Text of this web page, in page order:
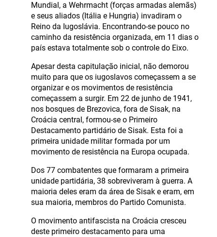
Mundial, a Wehrmacht (forças armadas alemãs)
e seus aliados (Itália e Hungria) invadiram o
Reino da Iugoslávia. Encontrando-se pouco no
caminho da resistência organizada, em 11 dias o
país estava totalmente sob o controle do Eixo.
Apesar desta capitulação inicial, não demorou
muito para que os iugoslavos começassem a se
organizar e os movimentos de resistência
começassem a surgir. Em 22 de junho de 1941,
nos bosques de Brezovica, fora de Sisak, na
Croácia central, formou-se o Primeiro
Destacamento partidário de Sisak. Esta foi a
primeira unidade militar formada por um
movimento de resistência na Europa ocupada.
Dos 77 combatentes que formaram a primeira
unidade partidária, 38 sobreviveram à guerra. A
maioria deles eram da área de Sisak e eram, em
sua maioria, membros do Partido Comunista.
O movimento antifascista na Croácia cresceu
deste primeiro destacamento para uma